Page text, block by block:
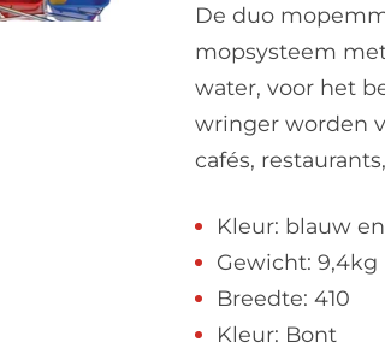
De duo
mopsysteem
water, voor het
wringer worden
cafés,
Kleur: blauw
Gewicht: 9,4kg
Breedte: 410
Kleur: Bont